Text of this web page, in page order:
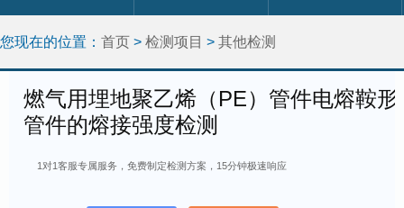
您现在的位置： 首页 > 检测项目 > 其他检测
燃气用埋地聚乙烯（PE）管件电熔鞍形
管件的熔接强度检测
1对1客服专属服务，免费制定检测方案，15分钟极速响应